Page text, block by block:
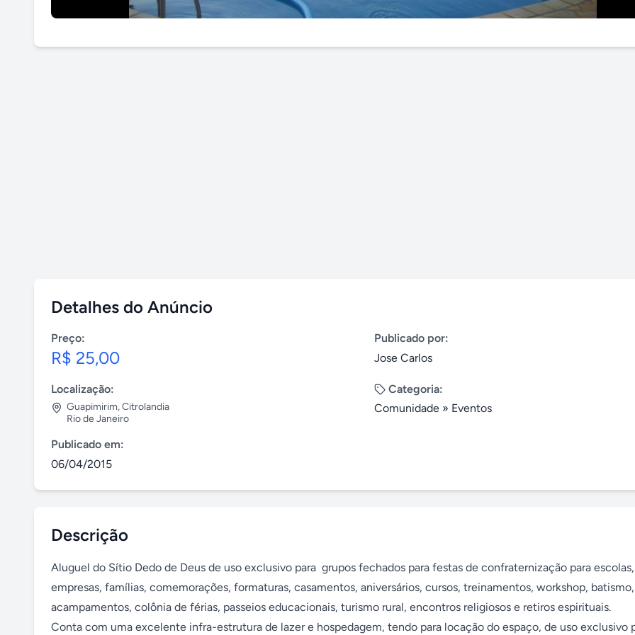
Detalhes do Anúncio
Preço:
R$ 25,00
Publicado por:
Jose Carlos
Localização:
Guapimirim,Citrolandia
Rio de Janeiro
Categoria:
Comunidade » Eventos
Publicado em:
06/04/2015
Descrição
Aluguel do Sítio Dedo de Deus de uso exclusivo para  grupos fechados para festas de confraternização para escolas,
empresas, famílias, comemorações, formaturas, casamentos, aniversários, cursos, treinamentos, workshop, batismo,
acampamentos, colônia de férias, passeios educacionais, turismo rural, encontros religiosos e retiros espirituais.
Conta com uma excelente infra-estrutura de lazer e hospedagem, tendo para locação do espaço, de uso exclusivo